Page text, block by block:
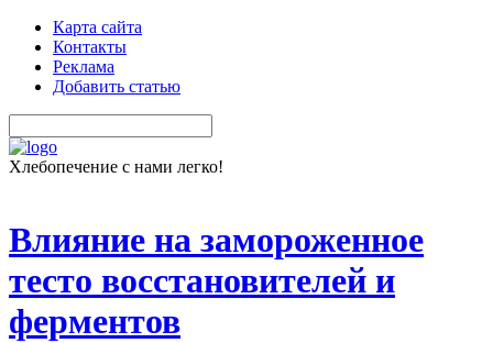
Карта сайта
Контакты
Реклама
Добавить статью
Хлебопечение с нами легко!
Влияние на замороженное
тесто восстановителей и
ферментов